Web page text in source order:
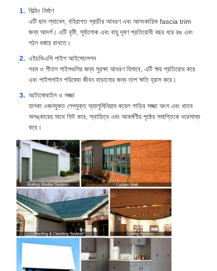
মিরর অ্যালুমিনিয়াম
বিল্ডিং নির্মাণ
এটি ছাদ প্যানেল, বহিরাগত প্রাচীর আবরণ এবং আলংকারিক fascia trim
জন্য আদর্শ। এটি বৃষ্টি, সূর্যালোক এবং বায়ু দূষণ প্রতিরোধী বছর ধরে রঙ এবং
গঠন বজায় রাখতে।
এইচভিএসি পাইপ আইসোলেশন
গরম ও শীতল পাইপগুলির জন্য সুরক্ষা আবরণ হিসাবে, এটি ক্ষয় প্রতিরোধ করে
এবং পাইপলাইন পরিষেবা জীবন বাড়ানোর জন্য তাপ ক্ষতি হ্রাস করে।
অটোমোবাইল ও সজ্জা
হালকা ওজনযুক্ত লেপযুক্ত অ্যালুমিনিয়াম কয়েল গাড়ির সজ্জা অংশ এবং ধাতব
অলঙ্কারের সাথে ফিট করে, স্থায়িত্ব এবং আকর্ষণীয় পৃষ্ঠের সমাপ্তিকে ভারসাম্য
করে।